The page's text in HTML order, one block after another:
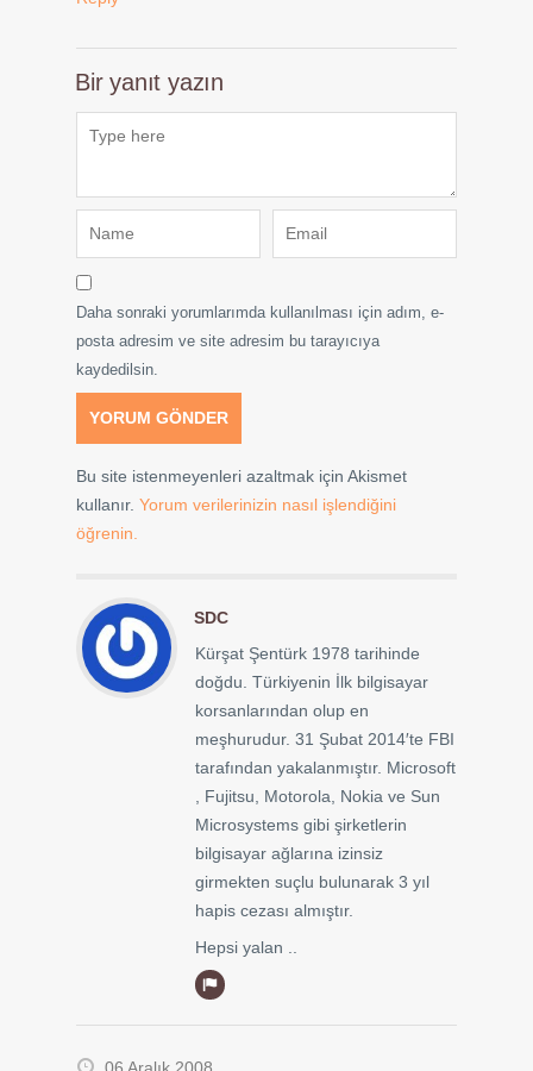
Bir yanıt yazın
Daha sonraki yorumlarımda kullanılması için adım, e-
posta adresim ve site adresim bu tarayıcıya
kaydedilsin.
Bu site istenmeyenleri azaltmak için Akismet
kullanır. Yorum verilerinizin nasıl işlendiğini
öğrenin.
SDC
Kürşat Şentürk 1978 tarihinde
doğdu. Türkiyenin İlk bilgisayar
korsanlarından olup en
meşhurudur. 31 Şubat 2014′te FBI
tarafından yakalanmıştır. Microsoft
, Fujitsu, Motorola, Nokia ve Sun
Microsystems gibi şirketlerin
bilgisayar ağlarına izinsiz
girmekten suçlu bulunarak 3 yıl
hapis cezası almıştır.
Hepsi yalan ..
06 Aralık 2008